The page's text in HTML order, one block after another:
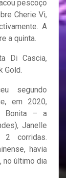
pescoço
Cherie Vi,
A
a quinta.
Di Cascia,
Gold.
segundo
em 2020,
Bonita – a
Janelle
2 corridas.
havia
no último dia